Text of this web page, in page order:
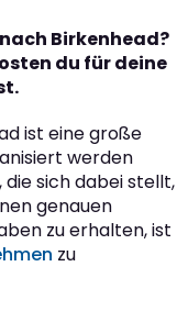
Birkenhead?
du für deine
ist eine große
werden
die sich dabei stellt,
genauen
zu erhalten, ist
zu